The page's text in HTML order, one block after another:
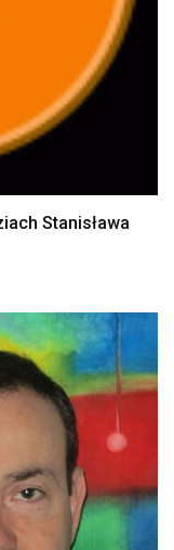
Stanisława